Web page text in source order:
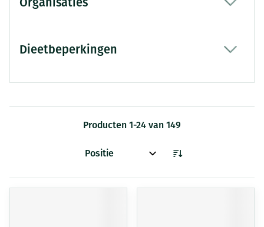
Dieetbeperkingen
Producten 1-24 van 149
Sorteer op: